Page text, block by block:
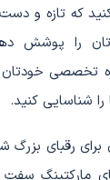
که تازه و
را پوشش
تخصصی خودتان
را شناسایی کنید.
برای رقبای